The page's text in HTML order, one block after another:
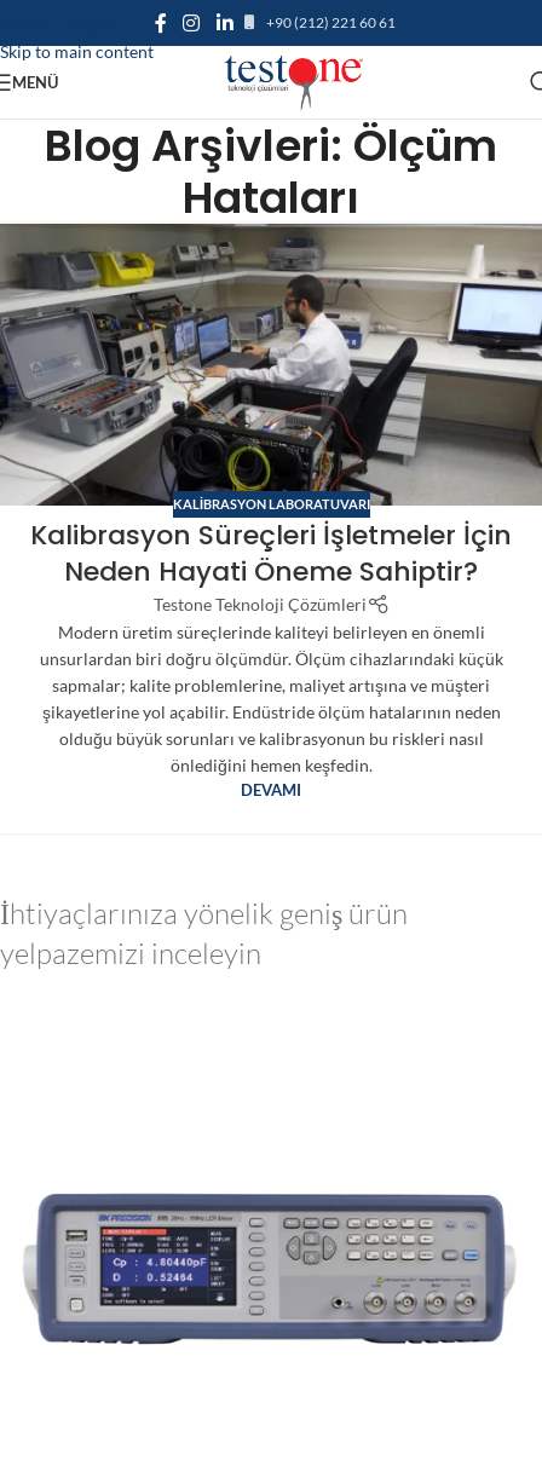
Skip to main content
+90 (212) 221 60 61
MENÜ
Blog Arşivleri: Ölçüm
Hataları
KALIBRASYON LABORATUVARI
Kalibrasyon Süreçleri İşletmeler İçin
Neden Hayati Öneme Sahiptir?
Testone Teknoloji Çözümleri
Modern üretim süreçlerinde kaliteyi belirleyen en önemli
unsurlardan biri doğru ölçümdür. Ölçüm cihazlarındaki küçük
sapmalar; kalite problemlerine, maliyet artışına ve müşteri
şikayetlerine yol açabilir. Endüstride ölçüm hatalarının neden
olduğu büyük sorunları ve kalibrasyonun bu riskleri nasıl
önlediğini hemen keşfedin.
DEVAMI
İhtiyaçlarınıza yönelik geniş ürün
yelpazemizi inceleyin